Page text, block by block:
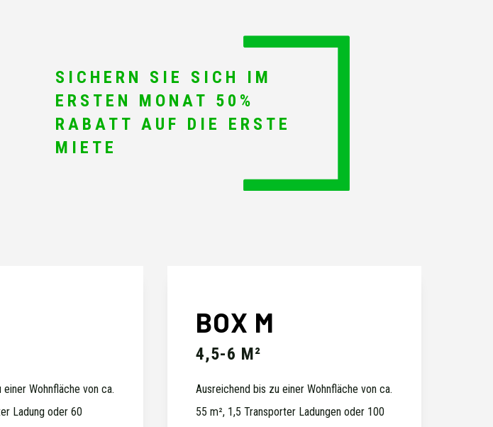
SICHERN SIE SICH IM
ERSTEN MONAT 50%
RABATT AUF DIE ERSTE
MIETE
Wohnfläche von ca.
Ladung oder 60
BOX M
4,5-6 M²
Ausreichend bis zu einer Wohnfläche von ca.
55 m², 1,5 Transporter Ladungen oder 100